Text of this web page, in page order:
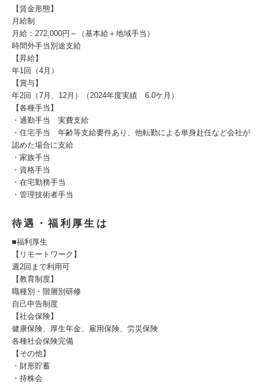
【賃金形態】
月給制
月給：272,000円～（基本給＋地域手当）
時間外手当別途支給
【昇給】
年1回（4月）
【賞与】
年2回（7月、12月）（2024年度実績 6.0ケ月）
【各種手当】
・通勤手当 実費支給
・住宅手当 年齢等支給要件あり、他転勤による単身赴任など会社が
認めた場合に支給
・家族手当
・資格手当
・在宅勤務手当
・管理技術者手当
待遇・福利厚生は
■福利厚生
【リモートワーク】
週2回まで利用可
【教育制度】
職種別・階層別研修
自己申告制度
【社会保険】
健康保険、厚生年金、雇用保険、労災保険
各種社会保険完備
【その他】
・財形貯蓄
・持株会